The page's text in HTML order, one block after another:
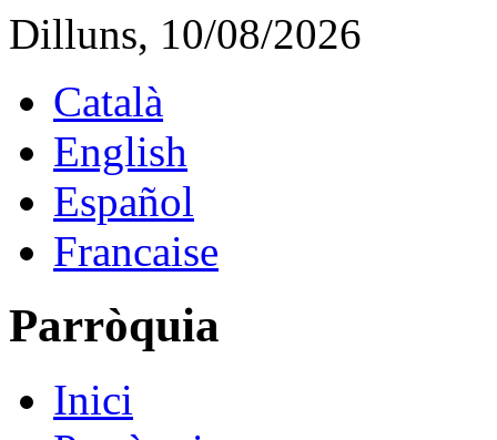
Dilluns, 10/08/2026
Català
English
Español
Francaise
Parròquia
Inici